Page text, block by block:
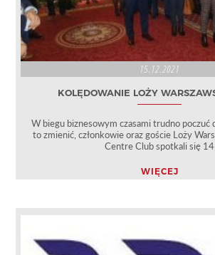
15.12.2021
KOLĘDOWANIE LOŻY
W biegu biznesowym czasami trudno poczuć
to zmienić, członkowie oraz goście Loży
Centre Club spotkali się 14
WIĘCEJ